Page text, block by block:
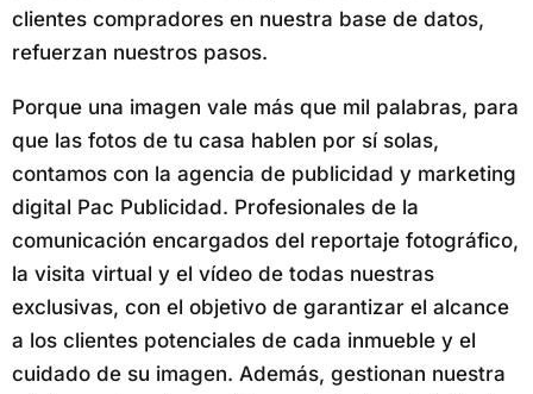
clientes compradores en nuestra base de datos,
refuerzan nuestros pasos.
Porque una imagen vale más que mil palabras, para
que las fotos de tu casa hablen por sí solas,
contamos con la agencia de publicidad y marketing
digital Pac Publicidad. Profesionales de la
comunicación encargados del reportaje fotográfico,
la visita virtual y el vídeo de todas nuestras
exclusivas, con el objetivo de garantizar el alcance
a los clientes potenciales de cada inmueble y el
cuidado de su imagen. Además, gestionan nuestra